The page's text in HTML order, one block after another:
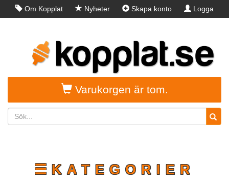
Om Kopplat Nyheter Skapa konto Logga
Varukorgen är tom.
☰KATEGORIER